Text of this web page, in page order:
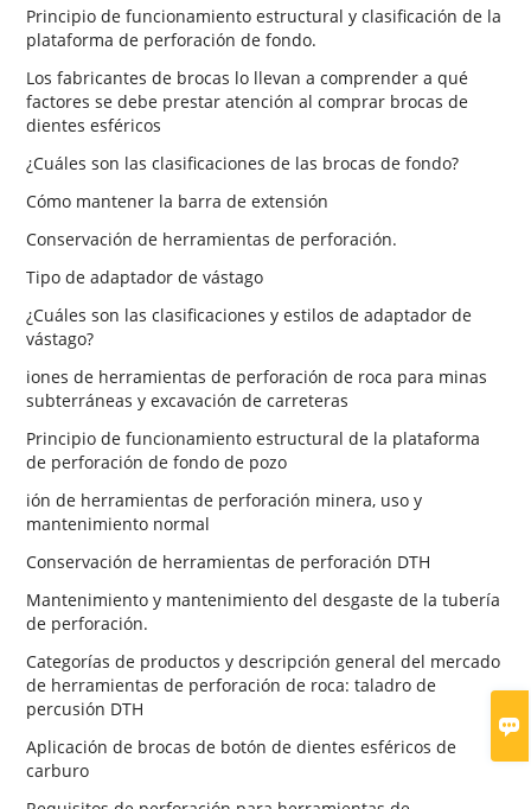

Principio de funcionamiento estructural y clasificación de la
plataforma de perforación de fondo.
Los fabricantes de brocas lo llevan a comprender a qué
factores se debe prestar atención al comprar brocas de
dientes esféricos
¿Cuáles son las clasificaciones de las brocas de fondo?
Cómo mantener la barra de extensión
Conservación de herramientas de perforación.
Tipo de adaptador de vástago
¿Cuáles son las clasificaciones y estilos de adaptador de
vástago?
iones de herramientas de perforación de roca para minas
subterráneas y excavación de carreteras
Principio de funcionamiento estructural de la plataforma
de perforación de fondo de pozo
ión de herramientas de perforación minera, uso y
mantenimiento normal
Conservación de herramientas de perforación DTH
Mantenimiento y mantenimiento del desgaste de la tubería
de perforación.
Categorías de productos y descripción general del mercado
de herramientas de perforación de roca: taladro de
percusión DTH
Aplicación de brocas de botón de dientes esféricos de
carburo